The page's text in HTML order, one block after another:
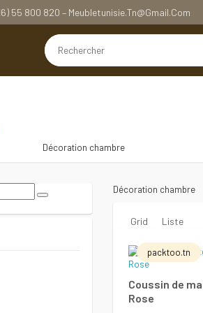
55 800 820 – Meubletunisie.tn@gmail.com
Décoration chambre
Décoration chambre
Grid Liste
packtoo.tn
Coussin de
Rose
AJOUTER